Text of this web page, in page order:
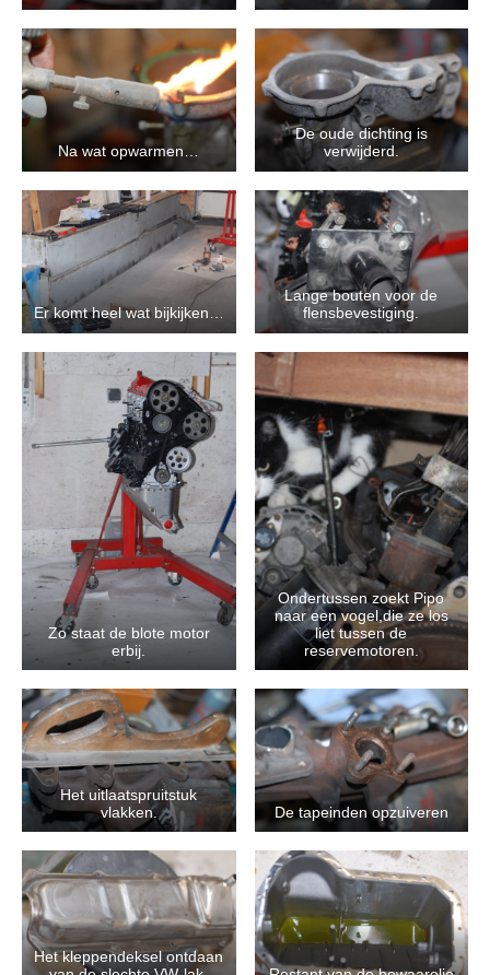
Na wat opwarmen…
De oude dichting is
verwijderd.
Er komt heel wat bijkijken…
Lange bouten voor de
flensbevestiging.
Zo staat de blote motor
erbij.
Ondertussen zoekt Pipo
naar een vogel,die ze los
liet tussen de
reservemotoren.
Het uitlaatspruitstuk
vlakken.
De tapeinden opzuiveren
Het kleppendeksel ontdaan